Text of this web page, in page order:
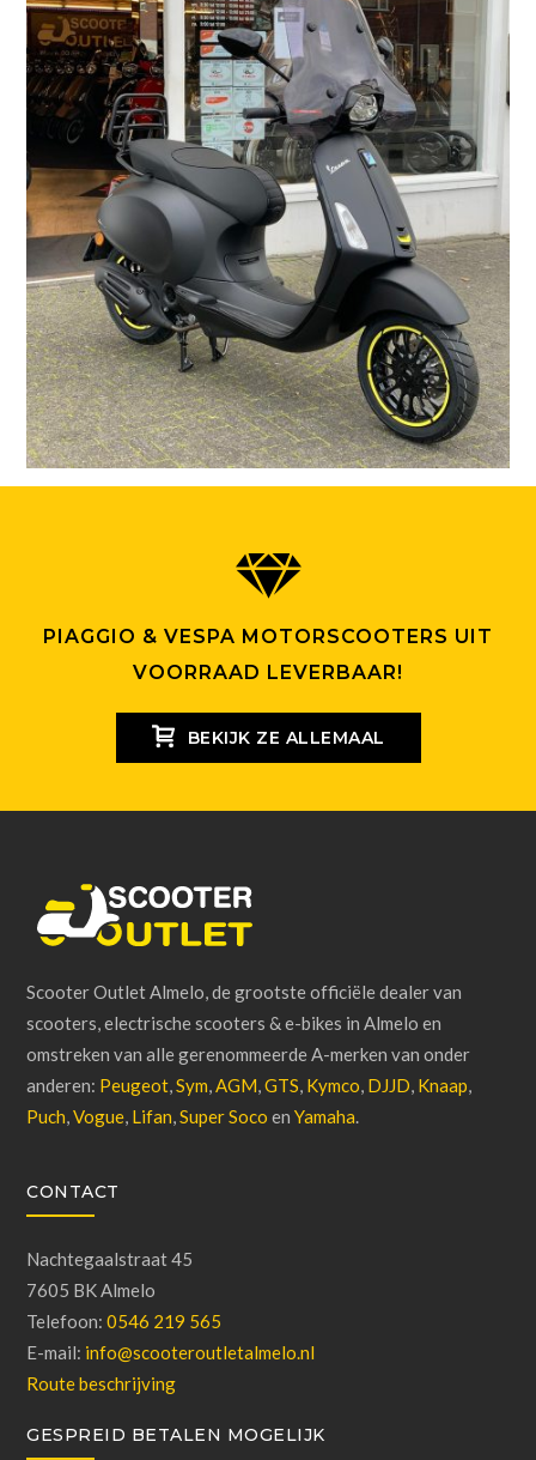
PIAGGIO & VESPA MOTORSCOOTERS UIT
VOORRAAD LEVERBAAR!
BEKIJK ZE ALLEMAAL
Scooter Outlet Almelo, de grootste officiële dealer van
scooters, electrische scooters & e-bikes in Almelo en
omstreken van alle gerenommeerde A-merken van onder
anderen: Peugeot,Sym,AGM,GTS, Kymco, DJJD, Knaap,
Puch,Vogue, Lifan,Super Soco enYamaha.
CONTACT
Nachtegaalstraat 45
7605 BK Almelo
Telefoon:0546 219 565
E-mail: info@scooteroutletalmelo.nl
Route beschrijving
GESPREID BETALEN MOGELIJK